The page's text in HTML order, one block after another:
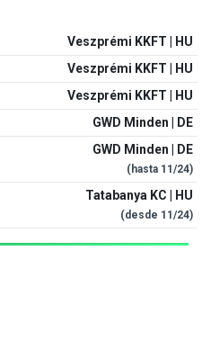
Veszprémi KKFT | HU
Veszprémi KKFT | HU
Veszprémi KKFT | HU
GWD Minden | DE
GWD Minden | DE
(hasta 11/24)
Tatabanya KC | HU
(desde 11/24)